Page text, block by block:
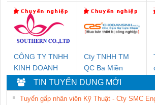
SETSUBI VIỆT
NAM
NAM
CÔNG TY TNHH
KINH DOANH
DỊCH VỤ XNK
PHƯƠNG NAM
Cty TNHH TM
QC Ba Miền
TIN TUYỂN DỤNG MỚI
Tuyển gấp nhân viên Kỹ Thuật - Cty SMC